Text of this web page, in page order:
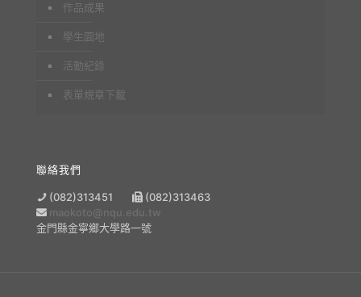
作品成果
學生園地
活動紀錄
表單規章下載
聯絡我們
(082)313451
(082)313463
maokoto@nqu.edu.tw
金門縣金寧鄉大學路一號